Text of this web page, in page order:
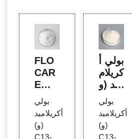
FLO
CAR
E鈩?
ET 3
05 -
SNF
- ورق
بولي
أكريلاميد
(و)
C13-
بولي أ
كريلام
يد (و)
C13-
14 إيز
وباراف
ين (و)
بولي
أكريلاميد
(و)
C13-